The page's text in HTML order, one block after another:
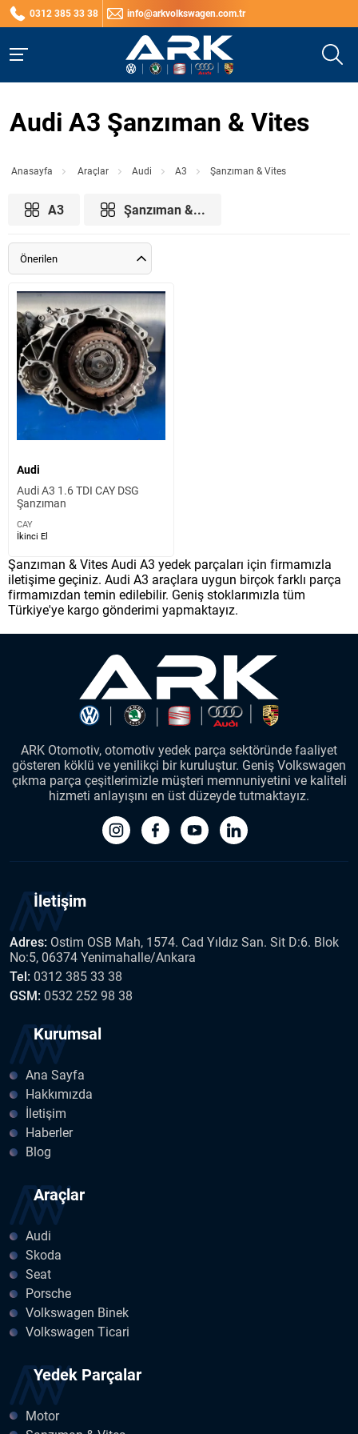
0312 385 33 38 info@arkvolkswagen.com.tr
Audi A3 Şanzıman & Vites
Anasayfa Araçlar Audi A3 Şanzıman & Vites
A3 Şanzıman &...
Önerilen
Audi
Audi A3 1.6 TDI CAY DSG
Şanzıman
CAY
İkinci El
Şanzıman & Vites Audi A3 yedek parçaları için firmamızla
iletişime geçiniz. Audi A3 araçlara uygun birçok farklı parça
firmamızdan temin edilebilir. Geniş stoklarımızla tüm
Türkiye'ye kargo gönderimi yapmaktayız.
ARK Otomotiv, otomotiv yedek parça sektöründe faaliyet
gösteren köklü ve yenilikçi bir kuruluştur. Geniş Volkswagen
çıkma parça çeşitlerimizle müşteri memnuniyetini ve kaliteli
hizmeti anlayışını en üst düzeyde tutmaktayız.
İletişim
Adres: Ostim OSB Mah, 1574. Cad Yıldız San. Sit D:6. Blok
No:5, 06374 Yenimahalle/Ankara
Tel: 0312 385 33 38
GSM: 0532 252 98 38
Kurumsal
Ana Sayfa
Hakkımızda
İletişim
Haberler
Blog
Araçlar
Audi
Skoda
Seat
Porsche
Volkswagen Binek
Volkswagen Ticari
Yedek Parçalar
Motor